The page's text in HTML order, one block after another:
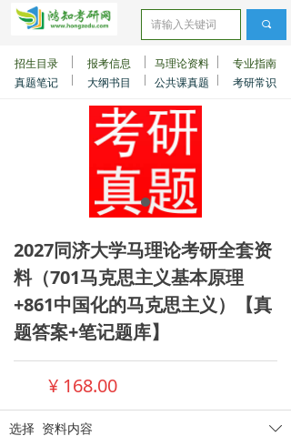
真题笔记 大纲书目 公共课真题 考研常识
招生目录 报考信息 马理论资料 专业指南
끠
2027同济大学马理论考研全套资
料（701马克思主义基本原理
+861中国化的马克思主义）【真
题答案+笔记题库】
ꄳ
选择 资料内容
¥ 168.00